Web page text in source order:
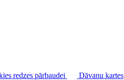
redzes pārbaudei Dāvanu kartes